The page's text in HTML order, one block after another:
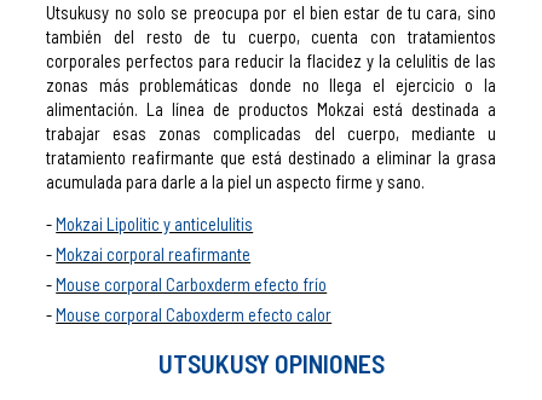
Utsukusy no solo se preocupa por el bien estar de tu cara, sino
también del resto de tu cuerpo, cuenta con tratamientos
corporales perfectos para reducir la flacidez y la celulitis de las
zonas más problemáticas donde no llega el ejercicio o la
alimentación. La línea de productos Mokzai está destinada a
trabajar esas zonas complicadas del cuerpo, mediante u
tratamiento reafirmante que está destinado a eliminar la grasa
acumulada para darle a la piel un aspecto firme y sano.
Mokzai Lipolitic y anticelulitis
Mokzai corporal reafirmante
Mouse corporal Carboxderm efecto frío
Mouse corporal Caboxderm efecto calor
UTSUKUSY OPINIONES